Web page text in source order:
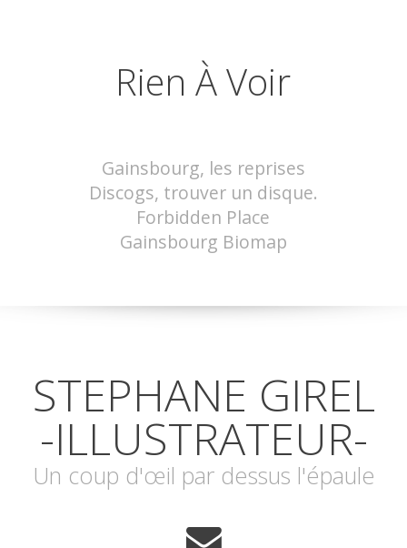
Rien À Voir
Gainsbourg, les reprises
Discogs, trouver un disque.
Forbidden Place
Gainsbourg Biomap
STEPHANE GIREL
-ILLUSTRATEUR-
Un coup d'œil par dessus l'épaule